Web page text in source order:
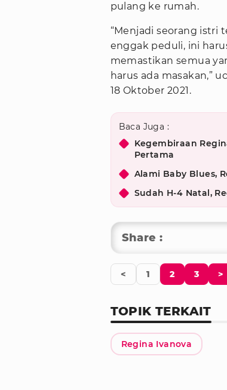
pulang ke rumah.
“Menjadi seorang istri
enggak peduli, ini
memastikan semua
harus ada masakan,”
18 Oktober 2021.
Baca Juga :
Kegembiraan
Pertama
Alami Baby Blues,
Sudah H-4 Natal,
Share :
< 1 2 3 >
TOPIK TERKAIT
Regina Ivanova